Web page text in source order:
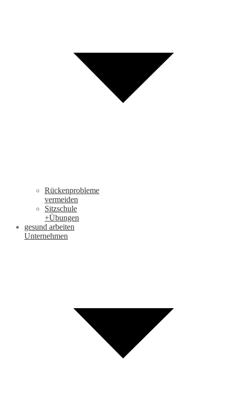
Rückenprobleme
vermeiden
Sitzschule
+Übungen
gesund arbeiten
Unternehmen